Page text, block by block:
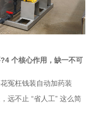
个核心作用，缺一不可
冤枉钱装自动加药装
远不止 “省人工” 这么简